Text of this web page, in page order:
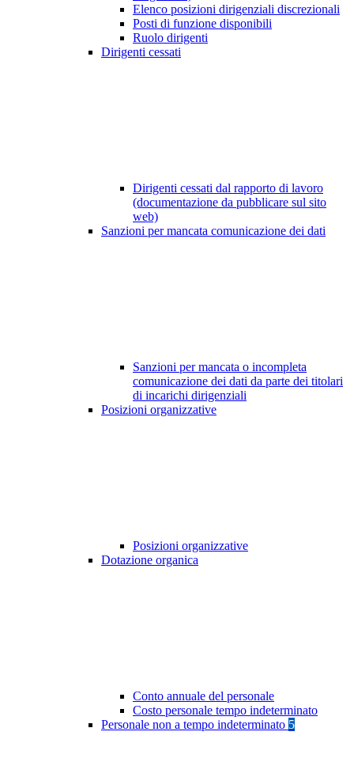
Elenco posizioni dirigenziali discrezionali
Posti di funzione disponibili
Ruolo dirigenti
Dirigenti cessati
Dirigenti cessati dal rapporto di lavoro
(documentazione da pubblicare sul sito
web)
Sanzioni per mancata comunicazione dei dati
Sanzioni per mancata o incompleta
comunicazione dei dati da parte dei titolari
di incarichi dirigenziali
Posizioni organizzative
Posizioni organizzative
Dotazione organica
Conto annuale del personale
Costo personale tempo indeterminato
Personale non a tempo indeterminato 5